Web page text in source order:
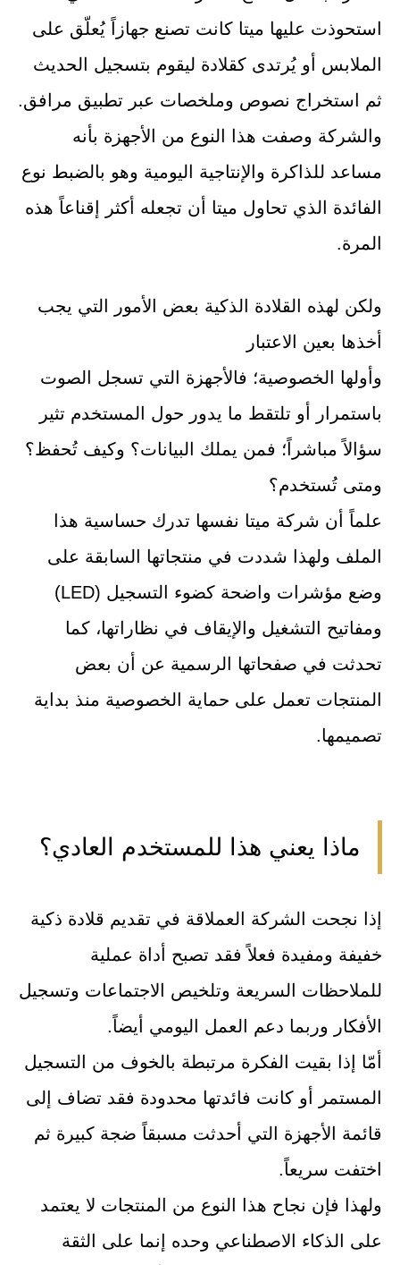
استحوذت عليها ميتا كانت تصنع جهازاً يُعلّق على
الملابس أو يُرتدى كقلادة ليقوم بتسجيل الحديث
ثم استخراج نصوص وملخصات عبر تطبيق مرافق.
والشركة وصفت هذا النوع من الأجهزة بأنه
مساعد للذاكرة والإنتاجية اليومية وهو بالضبط نوع
الفائدة الذي تحاول ميتا أن تجعله أكثر إقناعاً هذه
المرة.
ولكن لهذه القلادة الذكية بعض الأمور التي يجب
أخذها بعين الاعتبار
وأولها الخصوصية؛ فالأجهزة التي تسجل الصوت
باستمرار أو تلتقط ما يدور حول المستخدم تثير
سؤالاً مباشراً؛ فمن يملك البيانات؟ وكيف تُحفظ؟
ومتى تُستخدم؟
علماً أن شركة ميتا نفسها تدرك حساسية هذا
الملف ولهذا شددت في منتجاتها السابقة على
وضع مؤشرات واضحة كضوء التسجيل (LED)
ومفاتيح التشغيل والإيقاف في نظاراتها، كما
تحدثت في صفحاتها الرسمية عن أن بعض
المنتجات تعمل على حماية الخصوصية منذ بداية
تصميمها.
ماذا يعني هذا للمستخدم العادي؟
إذا نجحت الشركة العملاقة في تقديم قلادة ذكية
خفيفة ومفيدة فعلاً فقد تصبح أداة عملية
للملاحظات السريعة وتلخيص الاجتماعات وتسجيل
الأفكار وربما دعم العمل اليومي أيضاً.
أمّا إذا بقيت الفكرة مرتبطة بالخوف من التسجيل
المستمر أو كانت فائدتها محدودة فقد تضاف إلى
قائمة الأجهزة التي أحدثت مسبقاً ضجة كبيرة ثم
اختفت سريعاً.
ولهذا فإن نجاح هذا النوع من المنتجات لا يعتمد
على الذكاء الاصطناعي وحده إنما على الثقة